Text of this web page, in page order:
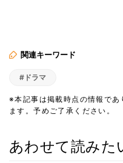
関連キーワード
#ドラマ
※本記事は掲載時点の情報であ
ます。予めご了承ください。
あわせて読みた